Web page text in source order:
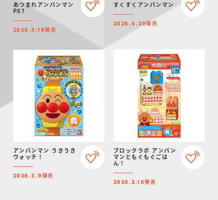
あつまれアンパンマン
P87
2026.5.18発売
すくすくアンパンマン
2026.4.20発売
アンパンマン うきうき
ウォッチ！
2026.3.9発売
ブロックラボ アンパン
マンともぐもぐごは
ん！
2026.2.16発売